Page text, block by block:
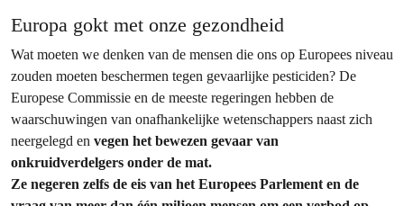
Europa gokt met onze gezondheid
Wat moeten we denken van de mensen die ons op Europees niveau
zouden moeten beschermen tegen gevaarlijke pesticiden? De
Europese Commissie en de meeste regeringen hebben de
waarschuwingen van onafhankelijke wetenschappers naast zich
neergelegd en vegen het bewezen gevaar van
onkruidverdelgers onder de mat.
Ze negeren zelfs de eis van het Europees Parlement en de